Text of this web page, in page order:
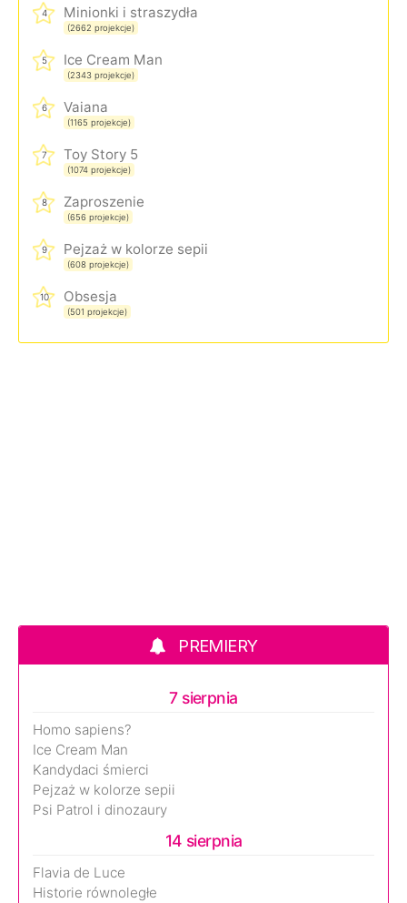
4 Minionki i straszydła
(2662 projekcje)
5 Ice Cream Man
(2343 projekcje)
6 Vaiana
(1165 projekcje)
7 Toy Story 5
(1074 projekcje)
8 Zaproszenie
(656 projekcje)
9 Pejzaż w kolorze sepii
(608 projekcje)
10 Obsesja
(501 projekcje)
PREMIERY
7 sierpnia
Homo sapiens?
Ice Cream Man
Kandydaci śmierci
Pejzaż w kolorze sepii
Psi Patrol i dinozaury
14 sierpnia
Flavia de Luce
Historie równoległe